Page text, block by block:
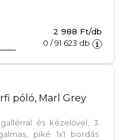
2 988 Ft/db
0 /91 623 db
póló, Marl Grey
és kézelővel, 3
piké 1x1 bordás